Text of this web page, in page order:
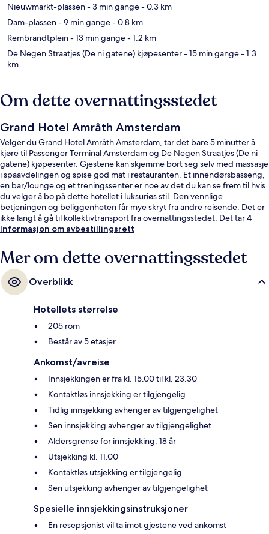
Nieuwmarkt-plassen- 3 min gange- 0.3 km
Dam-plassen- 9 min gange- 0.8 km
Rembrandtplein- 13 min gange- 1.2 km
De Negen Straatjes (De ni gatene) kjøpesenter- 15 min gange- 1.3
km
Om dette overnattingsstedet
Grand Hotel Amrâth Amsterdam
Velger du Grand Hotel Amrâth Amsterdam, tar det bare 5 minutter å
kjøre til Passenger Terminal Amsterdam og De Negen Straatjes (De ni
gatene) kjøpesenter. Gjestene kan skjemme bort seg selv med massasje
i spaavdelingen og spise god mat i restauranten. Et innendørsbasseng,
en bar/lounge og et treningssenter er noe av det du kan se frem til hvis
du velger å bo på dette hotellet i luksuriøs stil. Den vennlige
betjeningen og beliggenheten får mye skryt fra andre reisende. Det er
ikke langt å gå til kollektivtransport fra overnattingsstedet: Det tar 4
minutter å gå til Amsterdam sentralstasjon og 6 minutter å gå til
Informasjon om avbestillingsrett
Mer om dette overnattingsstedet
Overblikk
Hotellets størrelse
205 rom
Består av 5 etasjer
Ankomst/avreise
Innsjekkingen er fra kl. 15.00 til kl. 23.30
Kontaktløs innsjekking er tilgjengelig
Tidlig innsjekking avhenger av tilgjengelighet
Sen innsjekking avhenger av tilgjengelighet
Aldersgrense for innsjekking: 18 år
Utsjekking kl. 11.00
Kontaktløs utsjekking er tilgjengelig
Sen utsjekking avhenger av tilgjengelighet
Spesielle innsjekkingsinstruksjoner
En resepsjonist vil ta imot gjestene ved ankomst